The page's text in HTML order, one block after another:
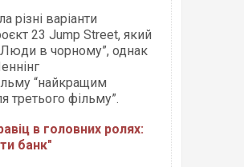
різні варіанти
23 Jump Street, який
в чорному”, однак
“найкращим
третього фільму”.
в головних ролях:
банк"